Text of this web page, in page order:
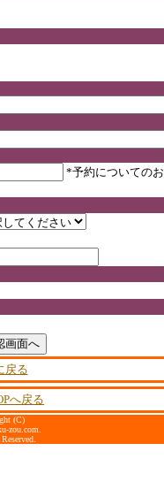
*予約についてのお
戻る
へ戻る
(C)
zou.com.